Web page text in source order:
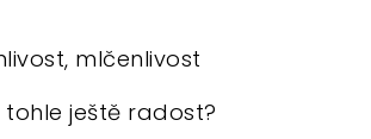
mlčenlivost
ještě radost?